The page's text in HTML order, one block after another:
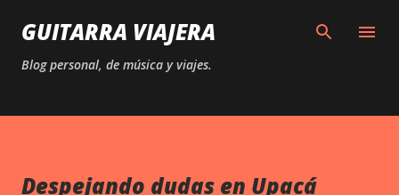
Ir al contenido principal
GUITARRA VIAJERA
Blog personal, de música y viajes.
Despejando dudas en Upacá